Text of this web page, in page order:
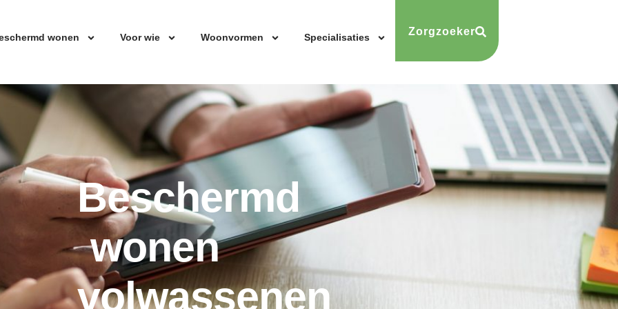
wonen Voor wie Woonvormen Specialisaties Zorgzoeker
Beschermd
wonen
volwassenen